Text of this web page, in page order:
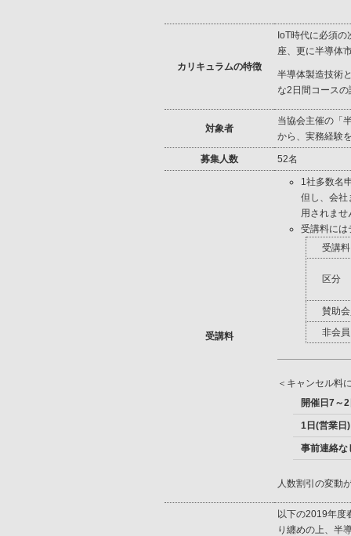
カリキュラムの特徴
IoT時代に必須
座、更に半導体
半導体製造技術
な2日間コース
対象者
当協会主催の「
から、実務経験
募集人数 52名
受講料
1社多数名
但し、会社
用されませ
受講料には
受講
区分
賛助
非会員
＜キャンセル料
開催日7～
1日(営業日
事前連絡な
人数割引の変動
以下の2019年度
り纏めの上、半